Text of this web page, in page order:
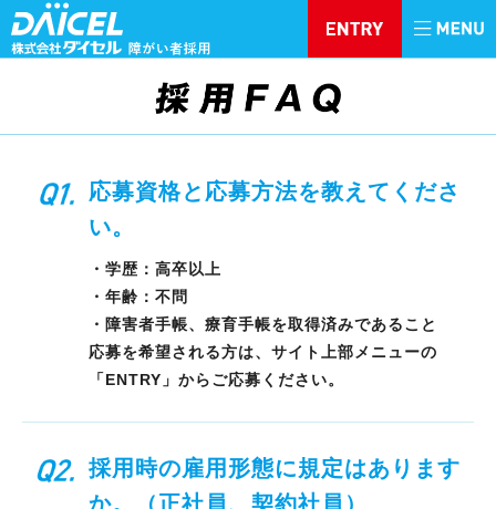
応募資格と応募方法を教えてくださ
い。
・学歴：高卒以上
・年齢：不問
・障害者手帳、療育手帳を取得済みであること
応募を希望される方は、サイト上部メニューの
「ENTRY」からご応募ください。
採用時の雇用形態に規定はあります
か。（正社員、契約社員）